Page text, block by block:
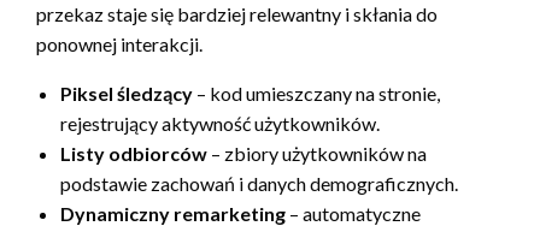
przekaz staje się bardziej relewantny i skłania do
ponownej interakcji.
Piksel śledzący – kod umieszczany na stronie,
rejestrujący aktywność użytkowników.
Listy odbiorców – zbiory użytkowników na
podstawie zachowań i danych demograficznych.
Dynamiczny remarketing – automatyczne